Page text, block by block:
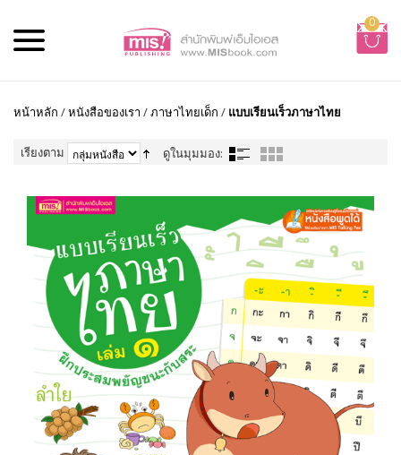
0
หน้าหลัก /หนังสือของเรา /ภาษาไทยเด็ก / แบบเรียนเร็วภาษาไทย
เรียงตาม ดูในมุมมอง: